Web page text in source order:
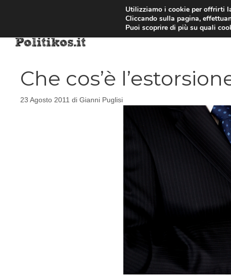
Che cos’è
23 Agosto 2011 di Gianni Puglisi
Utilizziamo i cookie per offrirti
Cliccando sulla pagina,
Puoi scoprire di più su quali